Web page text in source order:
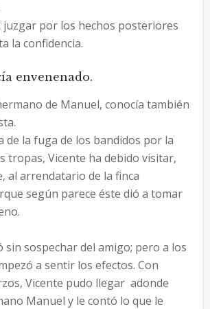
juzgar por los hechos posteriores
la confidencia.
envenenado.
de Manuel, conocía también
de la fuga de los bandidos por la
tropas, Vicente ha debido visitar,
al arrendatario de la finca
según parece éste dió a tomar
sin sospechar del amigo; pero a los
a sentir los efectos. Con
Vicente pudo llegar adonde
Manuel y le contó lo que le